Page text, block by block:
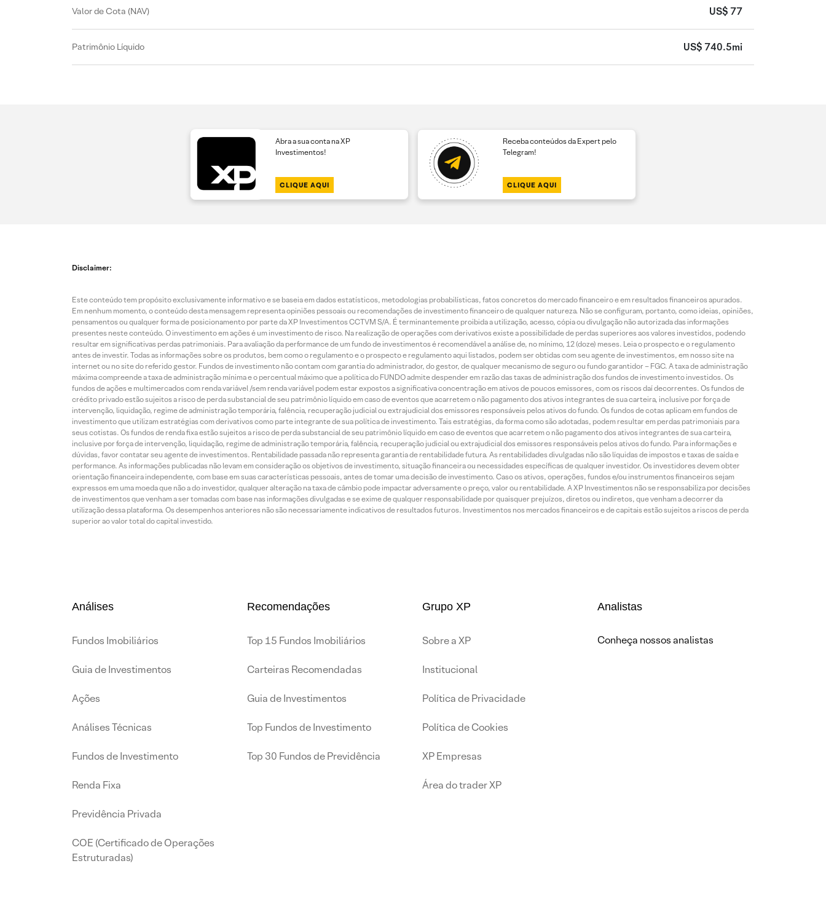
Valor de Cota (NAV) US$ 77
Patrimônio Líquido US$ 740.5mi
Abra a sua conta na XP
Investimentos!
CLIQUE AQUI
Receba conteúdos da Expert pelo
Telegram!
CLIQUE AQUI
Disclaimer:
Este conteúdo tem propósito exclusivamente informativo e se baseia em dados estatísticos, metodologias probabilísticas, fatos concretos do mercado financeiro e em resultados financeiros apurados.
Em nenhum momento, o conteúdo desta mensagem representa opiniões pessoais ou recomendações de investimento financeiro de qualquer natureza. Não se configuram, portanto, como ideias, opiniões,
pensamentos ou qualquer forma de posicionamento por parte da XP Investimentos CCTVM S/A. É terminantemente proibida a utilização, acesso, cópia ou divulgação não autorizada das informações
presentes neste conteúdo. O investimento em ações é um investimento de risco. Na realização de operações com derivativos existe a possibilidade de perdas superiores aos valores investidos, podendo
resultar em significativas perdas patrimoniais. Para avaliação da performance de um fundo de investimentos é recomendável a análise de, no mínimo, 12 (doze) meses. Leia o prospecto e o regulamento
antes de investir. Todas as informações sobre os produtos, bem como o regulamento e o prospecto e regulamento aqui listados, podem ser obtidas com seu agente de investimentos, em nosso site na
internet ou no site do referido gestor. Fundos de investimento não contam com garantia do administrador, do gestor, de qualquer mecanismo de seguro ou fundo garantidor – FGC. A taxa de administração
máxima compreende a taxa de administração mínima e o percentual máximo que a política do FUNDO admite despender em razão das taxas de administração dos fundos de investimento investidos. Os
fundos de ações e multimercados com renda variável /sem renda variável podem estar expostos a significativa concentração em ativos de poucos emissores, com os riscos daí decorrentes. Os fundos de
crédito privado estão sujeitos a risco de perda substancial de seu patrimônio líquido em caso de eventos que acarretem o não pagamento dos ativos integrantes de sua carteira, inclusive por força de
intervenção, liquidação, regime de administração temporária, falência, recuperação judicial ou extrajudicial dos emissores responsáveis pelos ativos do fundo. Os fundos de cotas aplicam em fundos de
investimento que utilizam estratégias com derivativos como parte integrante de sua política de investimento. Tais estratégias, da forma como são adotadas, podem resultar em perdas patrimoniais para
seus cotistas. Os fundos de renda fixa estão sujeitos a risco de perda substancial de seu patrimônio líquido em caso de eventos que acarretem o não pagamento dos ativos integrantes de sua carteira,
inclusive por força de intervenção, liquidação, regime de administração temporária, falência, recuperação judicial ou extrajudicial dos emissores responsáveis pelos ativos do fundo. Para informações e
dúvidas, favor contatar seu agente de investimentos. Rentabilidade passada não representa garantia de rentabilidade futura. As rentabilidades divulgadas não são líquidas de impostos e taxas de saída e
performance. As informações publicadas não levam em consideração os objetivos de investimento, situação financeira ou necessidades específicas de qualquer investidor. Os investidores devem obter
orientação financeira independente, com base em suas características pessoais, antes de tomar uma decisão de investimento. Caso os ativos, operações, fundos e/ou instrumentos financeiros sejam
expressos em uma moeda que não a do investidor, qualquer alteração na taxa de câmbio pode impactar adversamente o preço, valor ou rentabilidade. A XP Investimentos não se responsabiliza por decisões
de investimentos que venham a ser tomadas com base nas informações divulgadas e se exime de qualquer responsabilidade por quaisquer prejuízos, diretos ou indiretos, que venham a decorrer da
utilização dessa plataforma. Os desempenhos anteriores não são necessariamente indicativos de resultados futuros. Investimentos nos mercados financeiros e de capitais estão sujeitos a riscos de perda
superior ao valor total do capital investido.
Análises
Fundos Imobiliários
Guia de Investimentos
Ações
Análises Técnicas
Fundos de Investimento
Renda Fixa
Previdência Privada
COE (Certificado de Operações
Estruturadas)
Recomendações
Top 15 Fundos Imobiliários
Carteiras Recomendadas
Guia de Investimentos
Top Fundos de Investimento
Top 30 Fundos de Previdência
Grupo XP
Sobre a XP
Institucional
Política de Privacidade
Política de Cookies
XP Empresas
Área do trader XP
Analistas
Conheça nossos analistas